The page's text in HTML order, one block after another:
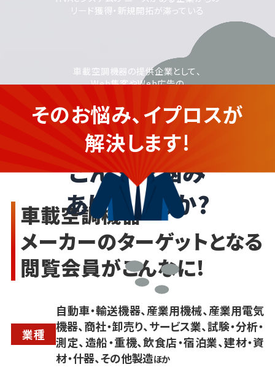
車載空調機器を提供する企業さ
ま
こんなお悩み
ありませんか?
リード獲得・新規開拓が滞っている
車載空調機器の提供企業として、
Web集客やWeb広告の
運用に不安がある
そのお悩み、イプロスが
解決します!
車載空調機器
メーカーのターゲットとなる
閲覧会員がこんなに!
業種
自動車・輸送機器、産業用機械、産業用電気
機器、商社・卸売り、サービス業、試験・分析・
測定、造船・重機、飲食店・宿泊業、建材・資
材・什器、その他製造ほか